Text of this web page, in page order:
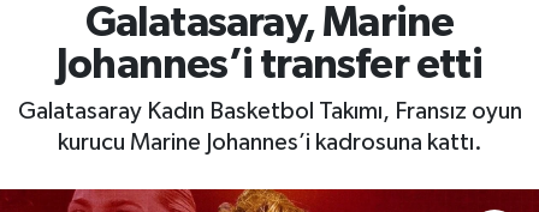
Galatasaray, Marine
Johannes’i transfer etti
Galatasaray Kadın Basketbol Takımı, Fransız oyun
kurucu Marine Johannes’i kadrosuna kattı.
EKONOMİ
SAĞLIK
Trafik Durumu
Süper Lig Puan Durumu ve Fikstür